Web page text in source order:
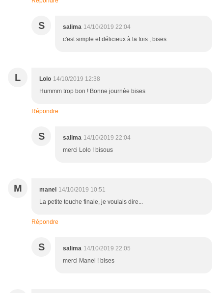
S salima 14/10/2019 22:04
c'est simple et délicieux à la fois , bises
L Lolo 14/10/2019 12:38
Hummm trop bon ! Bonne journée bises
Répondre
S salima 14/10/2019 22:04
merci Lolo ! bisous
M manel 14/10/2019 10:51
La petite touche finale, je voulais dire...
Répondre
S salima 14/10/2019 22:05
merci Manel ! bises